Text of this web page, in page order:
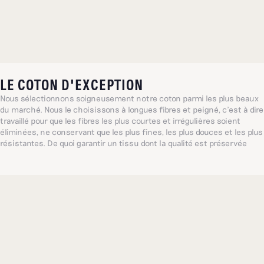
LE COTON D'EXCEPTION
Nous sélectionnons soigneusement notre coton parmi les plus beaux
du marché. Nous le choisissons à longues fibres et peigné, c’est à dire
travaillé pour que les fibres les plus courtes et irrégulières soient
éliminées, ne conservant que les plus fines, les plus douces et les plus
résistantes. De quoi garantir un tissu dont la qualité est préservée